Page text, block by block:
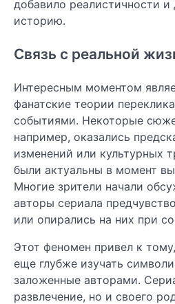
добавило реалистичности и
историю.
Связь с реальной
Интересным моментом
фанатские теории
событиями. Некоторые
например, оказались
изменений или культурных
были актуальны в момент
Многие зрители начали
авторы сериала
или опирались на них при
Этот феномен привел к
еще глубже изучать
заложенные авторами.
развлечение, но и своего